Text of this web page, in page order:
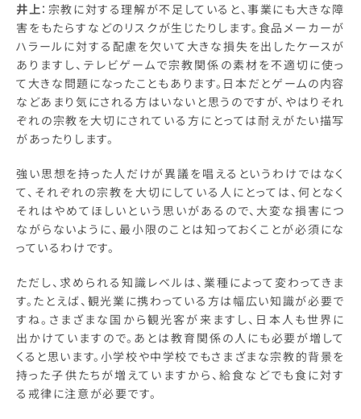
井上：宗教に対する理解が不足していると、事業にも大きな障
害をもたらすなどのリスクが生じたりします。食品メーカーが
ハラールに対する配慮を欠いて大きな損失を出したケースが
ありますし、テレビゲームで宗教関係の素材を不適切に使っ
て大きな問題になったこともあります。日本だとゲームの内容
などあまり気にされる方はいないと思うのですが、やはりそれ
ぞれの宗教を大切にされている方にとっては耐えがたい描写
があったりします。
強い思想を持った人だけが異議を唱えるというわけではなく
て、それぞれの宗教を大切にしている人にとっては、何となく
それはやめてほしいという思いがあるので、大変な損害につ
ながらないように、最小限のことは知っておくことが必須にな
っているわけです。
ただし、求められる知識レベルは、業種によって変わってきま
す。たとえば、観光業に携わっている方は幅広い知識が必要で
すね。さまざまな国から観光客が来ますし、日本人も世界に
出かけていますので。あとは教育関係の人にも必要が増して
くると思います。小学校や中学校でもさまざまな宗教的背景を
持った子供たちが増えていますから、給食などでも食に対す
る戒律に注意が必要です。